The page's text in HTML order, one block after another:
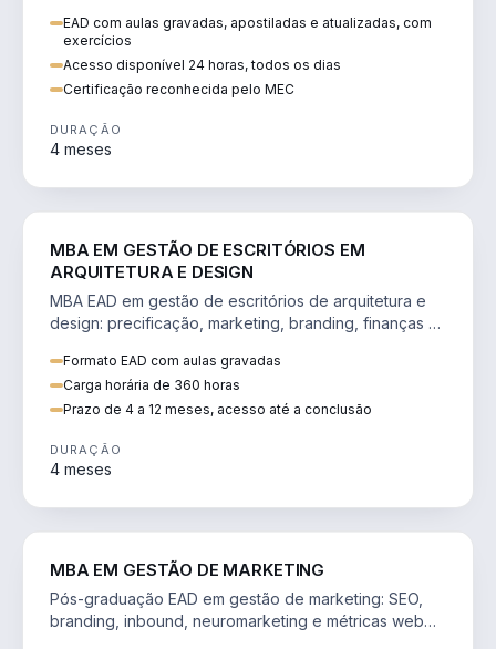
EAD com aulas gravadas, apostiladas e atualizadas, com
exercícios
Acesso disponível 24 horas, todos os dias
Certificação reconhecida pelo MEC
DURAÇÃO
4 meses
MBA EM GESTÃO DE ESCRITÓRIOS EM
ARQUITETURA E DESIGN
MBA EAD em gestão de escritórios de arquitetura e
design: precificação, marketing, branding, finanças e
Formato EAD com aulas gravadas
Carga horária de 360 horas
Prazo de 4 a 12 meses, acesso até a conclusão
DURAÇÃO
4 meses
MBA EM GESTÃO DE MARKETING
Pós-graduação EAD em gestão de marketing: SEO,
branding, inbound, neuromarketing e métricas web